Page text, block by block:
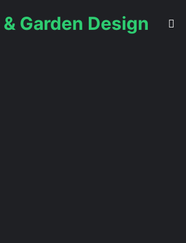
Garden Design